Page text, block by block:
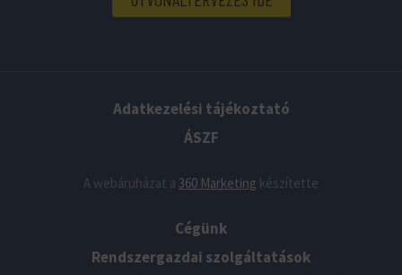
Cégünk
Rendszergazdai szolgáltatások
Adatkezelési tájékoztató
ÁSZF
A webáruházat a 360 Marketing készítette